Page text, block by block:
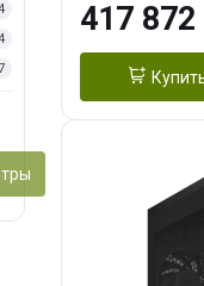
417 872